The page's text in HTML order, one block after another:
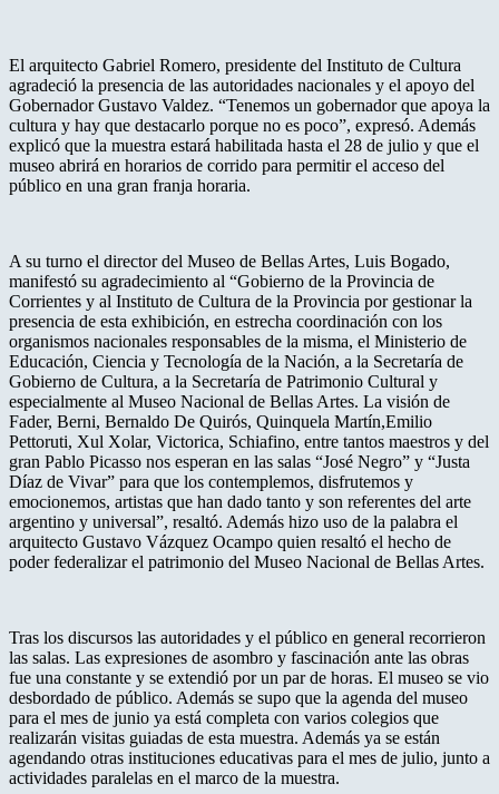
El arquitecto Gabriel Romero, presidente del Instituto de Cultura
agradeció la presencia de las autoridades nacionales y el apoyo del
Gobernador Gustavo Valdez. “Tenemos un gobernador que apoya la
cultura y hay que destacarlo porque no es poco”, expresó. Además
explicó que la muestra estará habilitada hasta el 28 de julio y que el
museo abrirá en horarios de corrido para permitir el acceso del
público en una gran franja horaria.
A su turno el director del Museo de Bellas Artes, Luis Bogado,
manifestó su agradecimiento al “Gobierno de la Provincia de
Corrientes y al Instituto de Cultura de la Provincia por gestionar la
presencia de esta exhibición, en estrecha coordinación con los
organismos nacionales responsables de la misma, el Ministerio de
Educación, Ciencia y Tecnología de la Nación, a la Secretaría de
Gobierno de Cultura, a la Secretaría de Patrimonio Cultural y
especialmente al Museo Nacional de Bellas Artes. La visión de
Fader, Berni, Bernaldo De Quirós, Quinquela Martín,Emilio
Pettoruti, Xul Xolar, Victorica, Schiafino, entre tantos maestros y del
gran Pablo Picasso nos esperan en las salas “José Negro” y “Justa
Díaz de Vivar” para que los contemplemos, disfrutemos y
emocionemos, artistas que han dado tanto y son referentes del arte
argentino y universal”, resaltó. Además hizo uso de la palabra el
arquitecto Gustavo Vázquez Ocampo quien resaltó el hecho de
poder federalizar el patrimonio del Museo Nacional de Bellas Artes.
Tras los discursos las autoridades y el público en general recorrieron
las salas. Las expresiones de asombro y fascinación ante las obras
fue una constante y se extendió por un par de horas. El museo se vio
desbordado de público. Además se supo que la agenda del museo
para el mes de junio ya está completa con varios colegios que
realizarán visitas guiadas de esta muestra. Además ya se están
agendando otras instituciones educativas para el mes de julio, junto a
actividades paralelas en el marco de la muestra.